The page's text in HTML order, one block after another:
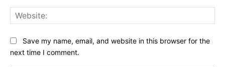
Save my name, email, and website in this browser for the
next time I comment.